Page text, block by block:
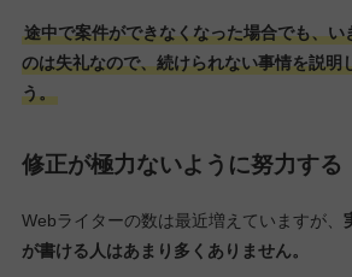
途中で案件ができなくなった場合でも、い
のは失礼なので、続けられない事情を説明
う。
修正が極力ないように努力する
Webライターの数は最近増えていますが、
が書ける人はあまり多くありません。